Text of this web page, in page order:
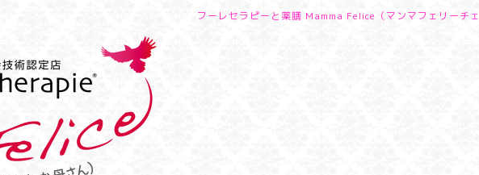
フーレセラピーと薬膳 Mamma Felice（マンマフェリーチェ